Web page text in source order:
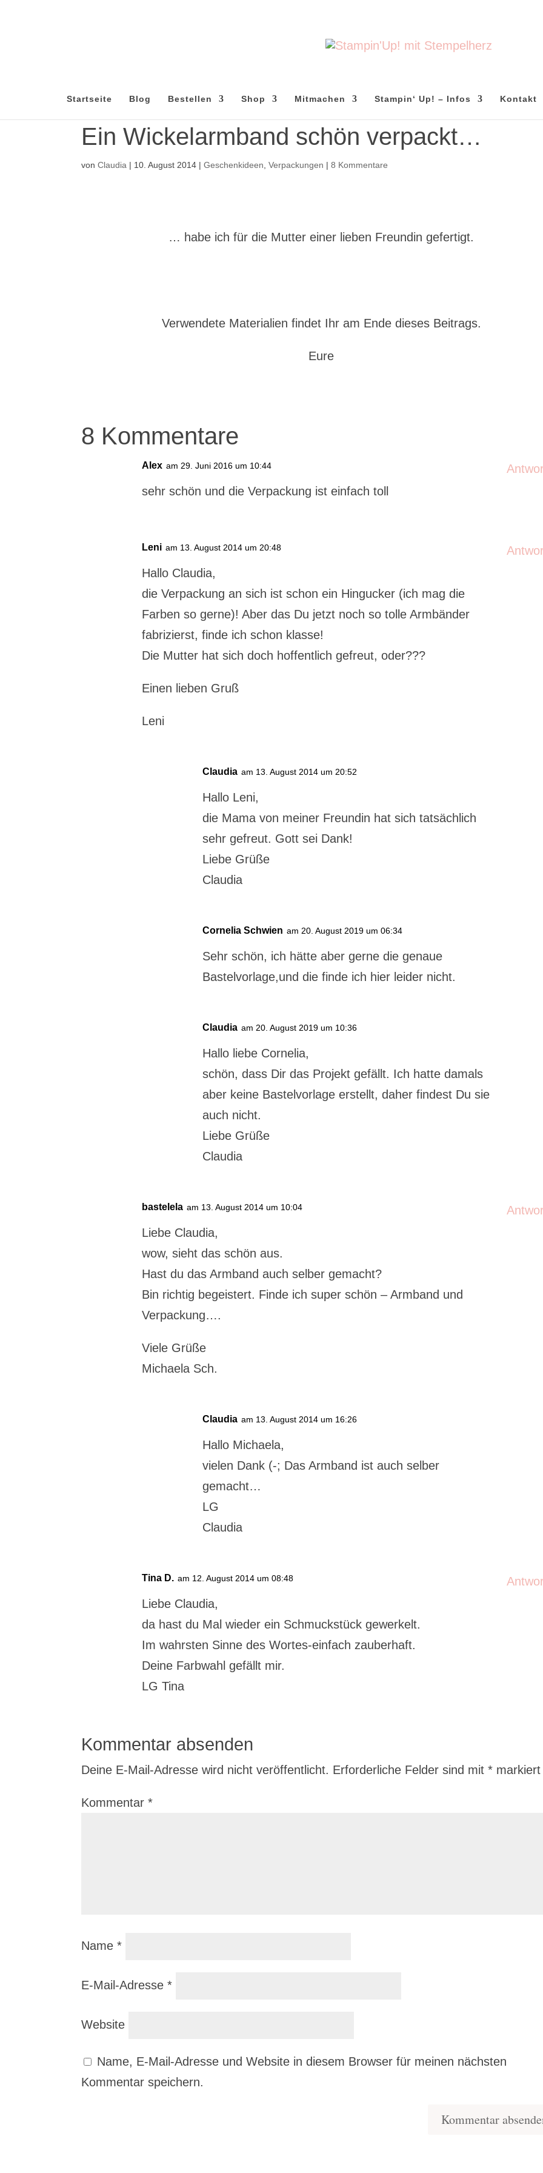
Startseite Blog Bestellen Shop Mitmachen Stampin‘ Up! – Infos Kontakt
Ein Wickelarmband schön verpackt…
vonClaudia | 10. August 2014 |Geschenkideen ,Verpackungen |8 Kommentare
… habe ich für die Mutter einer lieben Freundin gefertigt.
Verwendete Materialien findet Ihr am Ende dieses Beitrags.
Eure
8 Kommentare
Alex am 29. Juni 2016 um 10:44
sehr schön und die Verpackung ist einfach toll
Leni am 13. August 2014 um 20:48
Hallo Claudia,
die Verpackung an sich ist schon ein Hingucker (ich mag die
Farben so gerne)! Aber das Du jetzt noch so tolle Armbänder
fabrizierst, finde ich schon klasse!
Die Mutter hat sich doch hoffentlich gefreut, oder???
Einen lieben Gruß
Leni
Claudia am 13. August 2014 um 20:52
Hallo Leni,
die Mama von meiner Freundin hat sich tatsächlich
sehr gefreut. Gott sei Dank!
Liebe Grüße
Claudia
Cornelia Schwien am 20. August 2019 um 06:34
Sehr schön, ich hätte aber gerne die genaue
Bastelvorlage,und die finde ich hier leider nicht.
Claudia am 20. August 2019 um 10:36
Hallo liebe Cornelia,
schön, dass Dir das Projekt gefällt. Ich hatte damals
aber keine Bastelvorlage erstellt, daher findest Du sie
auch nicht.
Liebe Grüße
Claudia
bastelela am 13. August 2014 um 10:04
Liebe Claudia,
wow, sieht das schön aus.
Hast du das Armband auch selber gemacht?
Bin richtig begeistert. Finde ich super schön – Armband und
Verpackung….
Viele Grüße
Michaela Sch.
Claudia am 13. August 2014 um 16:26
Hallo Michaela,
vielen Dank (-; Das Armband ist auch selber
gemacht…
LG
Claudia
Tina D. am 12. August 2014 um 08:48
Liebe Claudia,
da hast du Mal wieder ein Schmuckstück gewerkelt.
Im wahrsten Sinne des Wortes-einfach zauberhaft.
Deine Farbwahl gefällt mir.
LG Tina
Kommentar absenden
Deine E-Mail-Adresse wird nicht veröffentlicht. Erforderliche Felder sind mit* markiert
Kommentar*
Name*
E-Mail-Adresse*
Website
Name, E-Mail-Adresse und Website in diesem Browser für meinen nächsten
Kommentar speichern.